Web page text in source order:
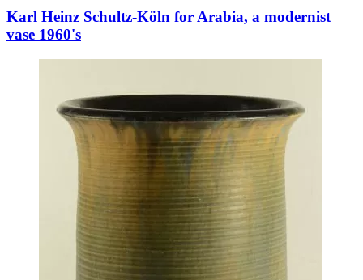
Karl Heinz Schultz-Köln for Arabia, a modernist
vase 1960's